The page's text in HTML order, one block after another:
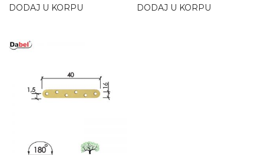
DODAJ U KORPU DODAJ U KORPU